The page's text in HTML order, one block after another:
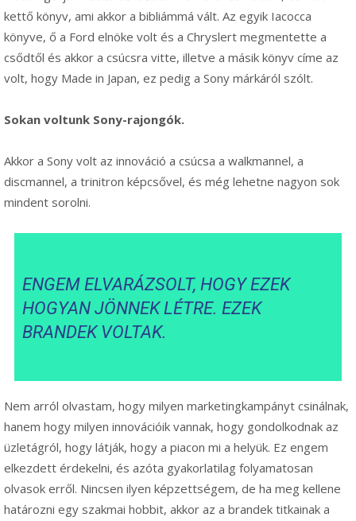
kettő könyv, ami akkor a bibliámmá vált. Az egyik Iacocca
könyve, ő a Ford elnöke volt és a Chryslert megmentette a
csődtől és akkor a csúcsra vitte, illetve a másik könyv címe az
volt, hogy Made in Japan, ez pedig a Sony márkáról szólt.
Sokan voltunk Sony-rajongók.
Akkor a Sony volt az innováció a csúcsa a walkmannel, a
discmannel, a trinitron képcsővel, és még lehetne nagyon sok
mindent sorolni.
ENGEM ELVARÁZSOLT, HOGY EZEK
HOGYAN JÖNNEK LÉTRE. EZEK
BRANDEK VOLTAK.
Nem arról olvastam, hogy milyen marketingkampányt csinálnak,
hanem hogy milyen innovációik vannak, hogy gondolkodnak az
üzletágról, hogy látják, hogy a piacon mi a helyük. Ez engem
elkezdett érdekelni, és azóta gyakorlatilag folyamatosan
olvasok erről. Nincsen ilyen képzettségem, de ha meg kellene
határozni egy szakmai hobbit, akkor az a brandek titkainak a